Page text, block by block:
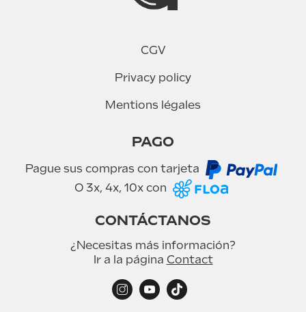
CGV
Privacy policy
Mentions légales
PAGO
Pague sus compras con tarjeta
O 3x, 4x, 10x con
CONTÁCTANOS
¿Necesitas más información?
Ir a la página Contact